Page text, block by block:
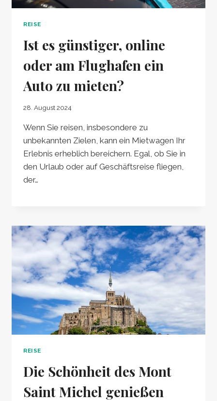
REISE
Ist es günstiger, online
oder am Flughafen ein
Auto zu mieten?
28. August 2024
Wenn Sie reisen, insbesondere zu
unbekannten Zielen, kann ein Mietwagen Ihr
Erlebnis erheblich bereichern. Egal, ob Sie in
den Urlaub oder auf Geschäftsreise fliegen,
der…
REISE
Die Schönheit des Mont
Saint Michel genießen